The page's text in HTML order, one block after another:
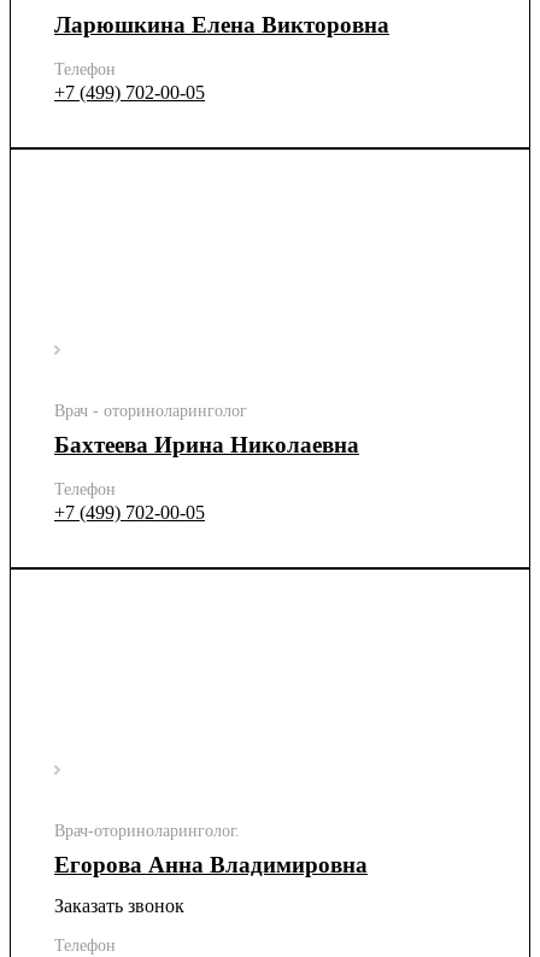
Ларюшкина Елена Викторовна
Телефон
+7 (499) 702-00-05
Врач - оториноларинголог
Бахтеева Ирина Николаевна
Телефон
+7 (499) 702-00-05
Врач-оториноларинголог.
Егорова Анна Владимировна
Заказать звонок
Телефон